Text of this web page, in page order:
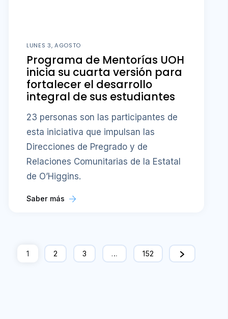
LUNES 3, AGOSTO
Programa de Mentorías UOH
inicia su cuarta versión para
fortalecer el desarrollo
integral de sus estudiantes
23 personas son las participantes de
esta iniciativa que impulsan las
Direcciones de Pregrado y de
Relaciones Comunitarias de la Estatal
de O’Higgins.
Saber más
1 2 3 … 152